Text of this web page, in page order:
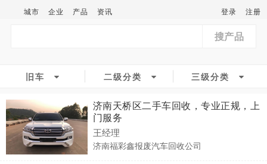
城市 企业 产品 资讯 登录 注册
搜产品
旧车 二级分类 三级分类
济南天桥区二手车回收，专业正规，上
门服务
王经理
济南福彩鑫报废汽车回收公司